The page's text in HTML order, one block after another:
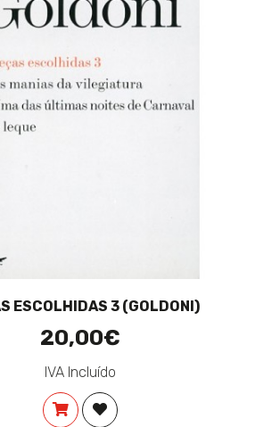
ESCOLHIDAS 3 (GOLDONI)
20,00€
IVA Incluído
COMPRARADICIONAR À LISTA DE